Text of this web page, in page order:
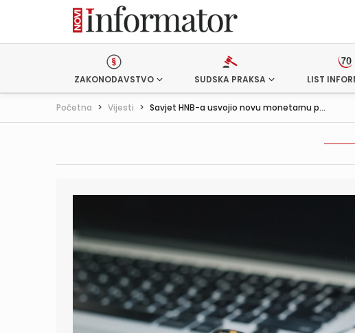
ZAKONODAVSTVO SUDSKA PRAKSA LIST
Početna > Vijesti > Savjet HNB-a usvojio novu monetarnu p...